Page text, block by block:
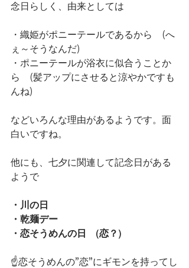
念日らしく、由来としては
・織姫がポニーテールであるから　(へ
ぇ～そうなんだ)
・ポニーテールが浴衣に似合うことか
ら　(髪アップにさせると涼やかですも
んね)
などいろんな理由があるようです。面
白いですね。
他にも、七夕に関連して記念日がある
ようで
・川の日
・乾麺デー
・恋そうめんの日　(恋？)
☝恋そうめんの”恋”にギモンを持ってし